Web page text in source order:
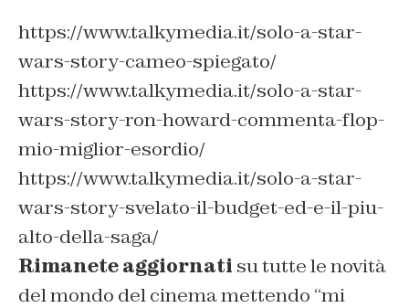
https://www.talkymedia.it/solo-a-star-
wars-story-cameo-spiegato/
https://www.talkymedia.it/solo-a-star-
wars-story-ron-howard-commenta-flop-
mio-miglior-esordio/
https://www.talkymedia.it/solo-a-star-
wars-story-svelato-il-budget-ed-e-il-piu-
alto-della-saga/
Rimanete aggiornati su tutte le novità
del mondo del cinema mettendo “mi